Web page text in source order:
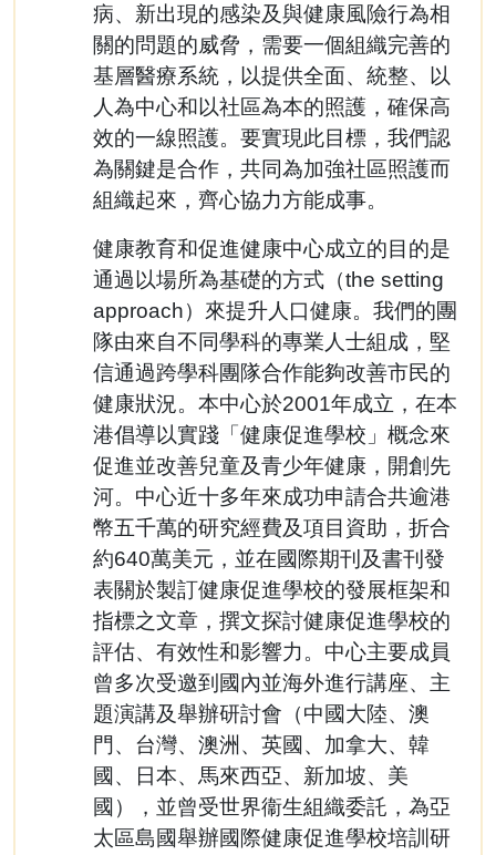
病、新出現的感染及與健康風險行為相
關的問題的威脅，需要一個組織完善的
基層醫療系統，以提供全面、統整、以
人為中心和以社區為本的照護，確保高
效的一線照護。要實現此目標，我們認
為關鍵是合作，共同為加強社區照護而
組織起來，齊心協力方能成事。
健康教育和促進健康中心成立的目的是
通過以場所為基礎的方式（the setting
approach）來提升人口健康。我們的團
隊由來自不同學科的專業人士組成，堅
信通過跨學科團隊合作能夠改善市民的
健康狀況。本中心於2001年成立，在本
港倡導以實踐「健康促進學校」概念來
促進並改善兒童及青少年健康，開創先
河。中心近十多年來成功申請合共逾港
幣五千萬的研究經費及項目資助，折合
約640萬美元，並在國際期刊及書刊發
表關於製訂健康促進學校的發展框架和
指標之文章，撰文探討健康促進學校的
評估、有效性和影響力。中心主要成員
曾多次受邀到國內並海外進行講座、主
題演講及舉辦研討會（中國大陸、澳
門、台灣、澳洲、英國、加拿大、韓
國、日本、馬來西亞、新加坡、美
國），並曾受世界衞生組織委託，為亞
太區島國舉辦國際健康促進學校培訓研